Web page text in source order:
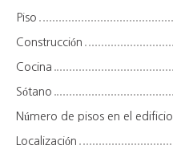
Piso
Construcción
Cocina
Sótano
Número de pisos en el edificio
Localización